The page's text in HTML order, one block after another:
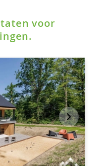
voor